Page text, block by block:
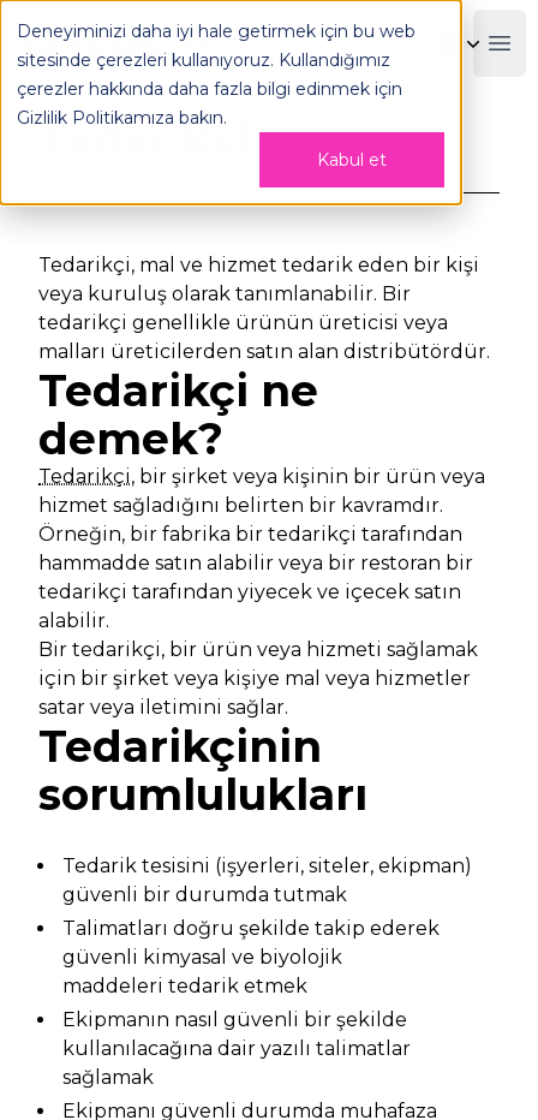
Deneyiminizi daha iyi hale getirmek için bu web
sitesinde çerezleri kullanıyoruz. Kullandığımız
çerezler hakkında daha fazla bilgi edinmek için
Gizlilik Politikamıza bakın.
Kabul et
OPLOG
Geri Dön
Tedarikçi
Tedarikçi, mal ve hizmet tedarik eden bir kişi
veya kuruluş olarak tanımlanabilir. Bir
tedarikçi genellikle ürünün üreticisi veya
malları üreticilerden satın alan distribütördür.
Tedarikçi ne
demek?
Tedarikçi, bir şirket veya kişinin bir ürün veya
hizmet sağladığını belirten bir kavramdır.
Örneğin, bir fabrika bir tedarikçi tarafından
hammadde satın alabilir veya bir restoran bir
tedarikçi tarafından yiyecek ve içecek satın
alabilir.
Bir tedarikçi, bir ürün veya hizmeti sağlamak
için bir şirket veya kişiye mal veya hizmetler
satar veya iletimini sağlar.
Tedarikçinin
sorumlulukları
Tedarik tesisini (işyerleri, siteler, ekipman)
güvenli bir durumda tutmak
Talimatları doğru şekilde takip ederek
güvenli kimyasal ve biyolojik
maddeleri tedarik etmek
Ekipmanın nasıl güvenli bir şekilde
kullanılacağına dair yazılı talimatlar
sağlamak
Ekipmanı güvenli durumda muhafaza